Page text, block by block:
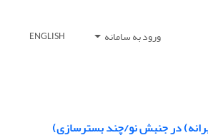
ورود به سامانه ENGLISH
در جنبش نو/چند بسترسازی)